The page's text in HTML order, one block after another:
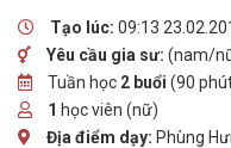
Tạo lúc: 09:13
Yêu cầu gia sư: (nam/
Tuần học 2 buổi (90
1 học viên (nữ)
Địa điểm dạy: Phùng